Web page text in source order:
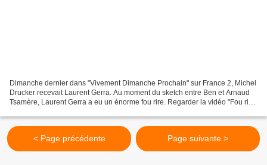
Dimanche dernier dans "Vivement Dimanche Prochain" sur France 2, Michel
Drucker recevait Laurent Gerra. Au moment du sketch entre Ben et Arnaud
Tsamère, Laurent Gerra a eu un énorme fou rire. Regarder la vidéo "Fou rire
< Page précédente Page suivante >